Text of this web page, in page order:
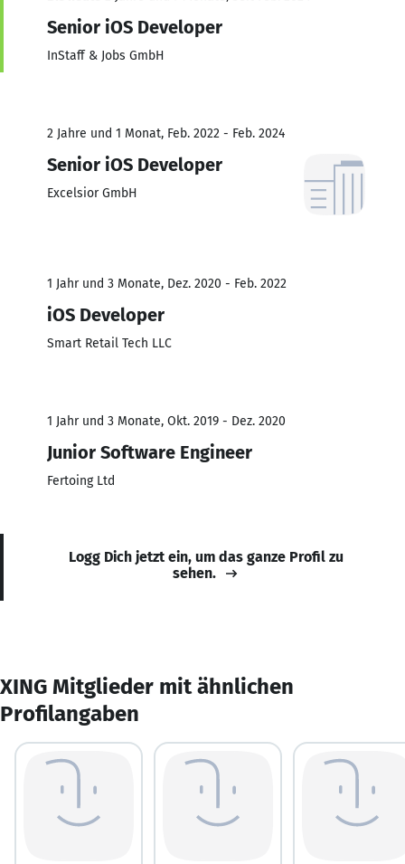
Senior iOS Developer
InStaff & Jobs GmbH
2 Jahre und 1 Monat, Feb. 2022 - Feb. 2024
Senior iOS Developer
Excelsior GmbH
1 Jahr und 3 Monate, Dez. 2020 - Feb. 2022
iOS Developer
Smart Retail Tech LLC
1 Jahr und 3 Monate, Okt. 2019 - Dez. 2020
Junior Software Engineer
Fertoing Ltd
Logg Dich jetzt ein, um das ganze Profil zu
sehen.
XING Mitglieder mit ähnlichen
Profilangaben